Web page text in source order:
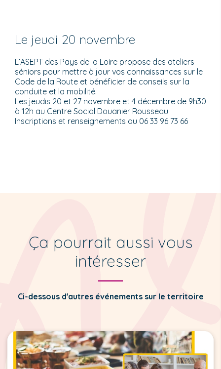
Le jeudi 20 novembre
L’ASEPT des Pays de la Loire propose des ateliers
séniors pour mettre à jour vos connaissances sur le
Code de la Route et bénéficier de conseils sur la
conduite et la mobilité.
Les jeudis 20 et 27 novembre et 4 décembre de 9h30
à 12h au Centre Social Douanier Rousseau
Inscriptions et renseignements au 06 33 96 73 66
Ça pourrait aussi vous
intéresser
Ci-dessous d'autres événements sur le territoire